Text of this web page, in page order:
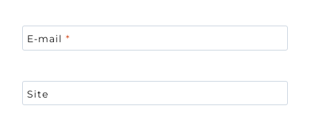
E-mail *
Site